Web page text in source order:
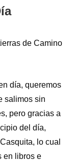
de Camino
día, queremos
salimos sin
pero gracias a
del día,
lo cual
en libros e